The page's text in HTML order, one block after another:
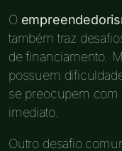
O
também traz
de financiamento.
possuem
se preocupem
imediato.
Outro desafio